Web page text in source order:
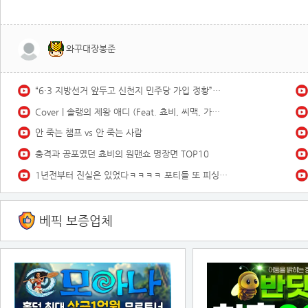
와꾸대장봉준
“6·3 지방선거 앞두고 신천지 민주당 가입 정황”…합수본, 수사 확대
Cover | 솔랭의 제왕 애디 (Feat. 쵸비, 씨맥, 가재맨) [Official Music Video]
안 죽는 챔프 vs 안 죽는 사람
충격과 공포였던 쵸비의 원맨쇼 명장면 TOP10
1년전부터 진실은 있었다ㅋㅋㅋㅋ 포티들 또 피싱인생인거 티내노
베픽 보증업체